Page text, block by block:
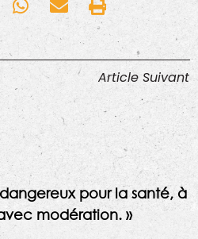
Article Suivant
pour la santé, à
modération. »